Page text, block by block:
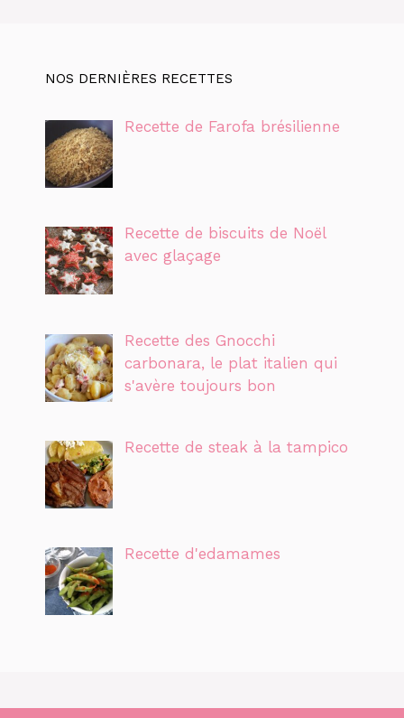
NOS DERNIÈRES RECETTES
Recette de Farofa brésilienne
Recette de biscuits de Noël
avec glaçage
Recette des Gnocchi
carbonara, le plat italien qui
s'avère toujours bon
Recette de steak à la tampico
Recette d'edamames